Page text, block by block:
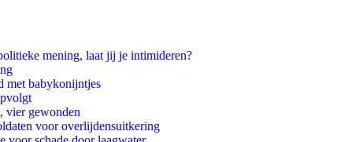
mening, laat jij je intimideren?
met babykonijntjes
vier gewonden
voor overlijdensuitkering